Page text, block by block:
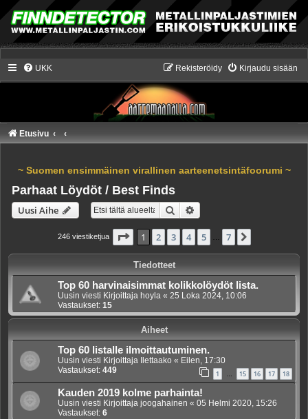
UKK Kirjaudu sisään
Rekisteröidy
Etusivu
~ Suomen ensimmäinen virallinen aarteenetsintäfoorumi ~
Parhaat Löydöt / Best Finds
Uusi Aihe Etsi
246 viestiketjua Sivu /7
1 2 3 4 5 7
Tiedotteet
Top 60 harvinaisimmat kolikkolöydöt lista.
Uusin viesti Kirjoittaja hoyla « 25 Loka 2024, 10:06
Vastaukset: 15
Aiheet
Top 60 listalle ilmoittautuminen.
Uusin viesti Kirjoittaja Ilettaako « Eilen, 17:30
Vastaukset: 449 1 15 16 17 18
Kauden 2019 kolme parhainta!
Uusin viesti Kirjoittaja joogahainen « 05 Helmi 2020, 15:26
Vastaukset: 6